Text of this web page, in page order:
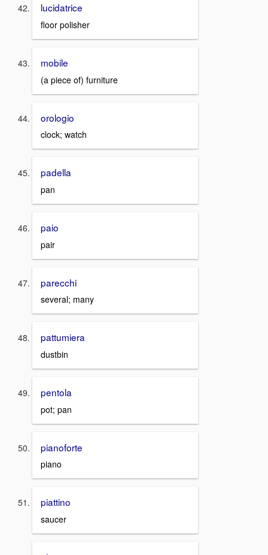
lucidatrice
floor polisher
mobile
(a piece of) furniture
orologio
clock; watch
padella
pan
paio
pair
parecchi
several; many
pattumiera
dustbin
pentola
pot; pan
pianoforte
piano
piattino
saucer